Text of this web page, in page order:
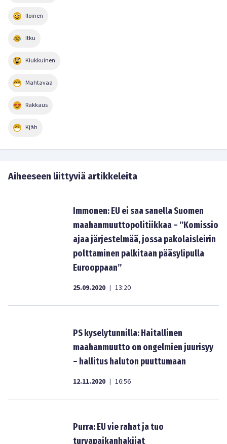
Iloinen
Itku
Kiukkuinen
Mahtavaa
Rakkaus
Kjäh
Aiheeseen liittyviä artikkeleita
Immonen: EU ei saa sanella Suomen
maahanmuuttopolitiikkaa – ”Komissio
ajaa järjestelmää, jossa pakolaisleirin
polttaminen palkitaan pääsylipulla
Eurooppaan”
25.09.2020 | 13:20
PS kyselytunnilla: Haitallinen
maahanmuutto on ongelmien juurisyy
– hallitus haluton puuttumaan
12.11.2020 | 16:56
Purra: EU vie rahat ja tuo
turvapaikanhakijat